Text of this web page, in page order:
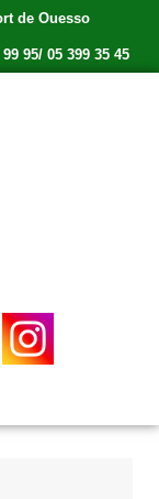
de Ouesso
95/ 05 399 35 45